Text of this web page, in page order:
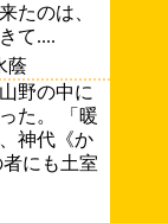
たのは、
て....
蔭
野の中に
た。 「暖
神代《か
にも土室